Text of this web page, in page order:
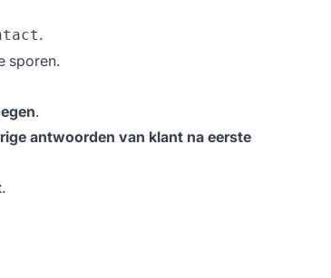
.
sporen.
.
antwoorden van klant na eerste
.